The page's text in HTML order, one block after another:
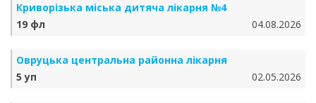
Криворізька міська дитяча лікарня №4
19 фл
04.08.2026
Овруцька центральна районна лікарня
5 уп
02.05.2026